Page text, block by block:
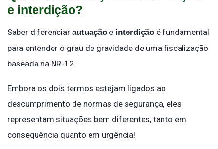
e interdição?
Saber diferenciar autuação e interdição é fundamental
para entender o grau de gravidade de uma fiscalização
baseada na NR-12.
Embora os dois termos estejam ligados ao
descumprimento de normas de segurança, eles
representam situações bem diferentes, tanto em
consequência quanto em urgência!